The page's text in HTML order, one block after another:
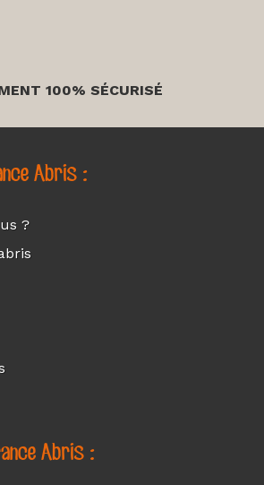
100% SÉCURISÉ
Abris :
?
Abris :